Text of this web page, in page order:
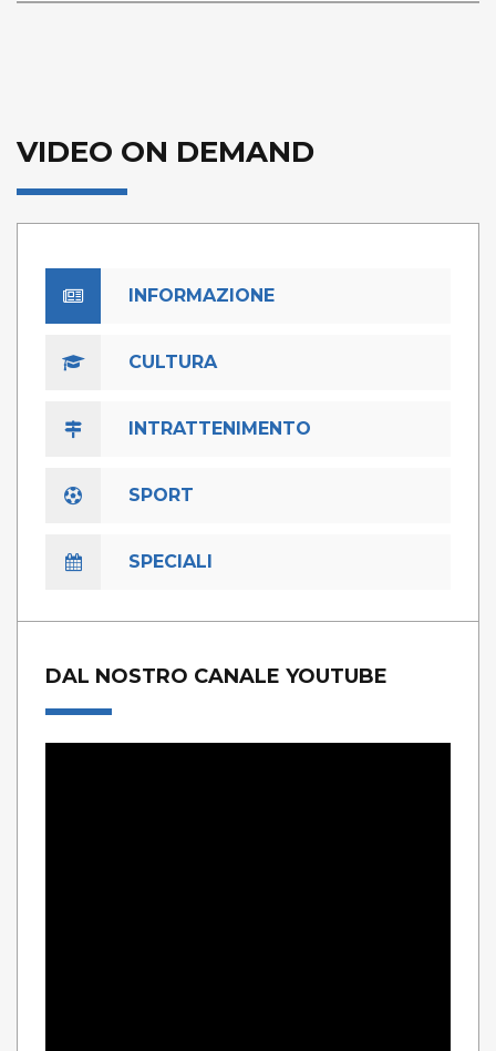
VIDEO ON DEMAND
INFORMAZIONE
CULTURA
INTRATTENIMENTO
SPORT
SPECIALI
DAL NOSTRO CANALE YOUTUBE